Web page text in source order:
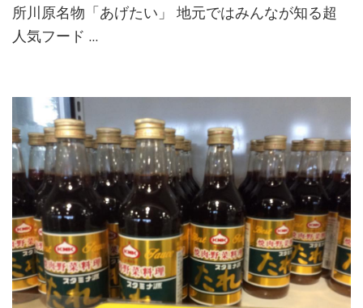
所川原名物「あげたい」 地元ではみんなが知る超
人気フード …